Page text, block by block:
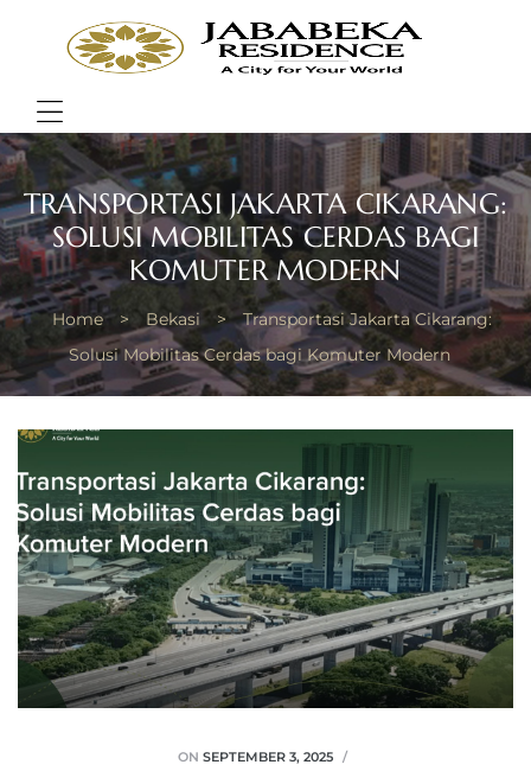
of
Life
Menu
TRANSPORTASI JAKARTA CIKARANG:
SOLUSI MOBILITAS CERDAS BAGI
KOMUTER MODERN
Home > Bekasi > Transportasi Jakarta Cikarang:
Solusi Mobilitas Cerdas bagi Komuter Modern
ON SEPTEMBER 3, 2025